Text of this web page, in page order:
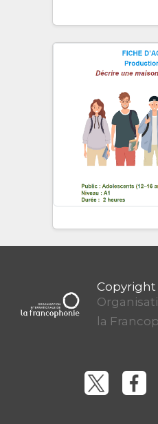
la